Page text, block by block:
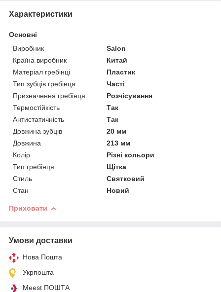
Характеристики
Основні
Виробник
Salon
Країна виробник
Китай
Матеріал гребінці
Пластик
Тип зубців гребінця
Часті
Призначення гребінця
Розчісування
Термостійкість
Так
Антистатичність
Так
Довжина зубців
20 мм
Довжина
213 мм
Колір
Різні кольори
Тип гребінця
Щітка
Стиль
Святковий
Стан
Новий
Приховати
Умови доставки
Нова Пошта
Укрпошта
Meest ПОШТА